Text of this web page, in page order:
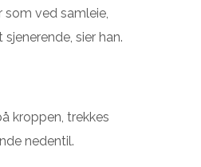
som ved samleie,
sier han.
kroppen, trekkes
nedentil.